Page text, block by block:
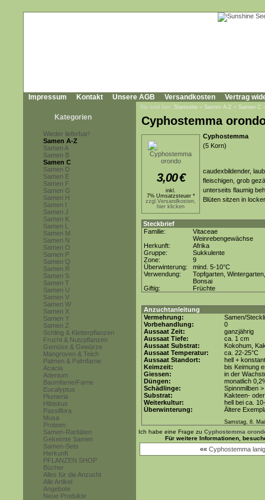
Impressum Kontakt Unsere AGB Versandkosten Vertrag
Kategorien
Wieder lieferbar!
Samen A-Z
Samen A
Samen B
Samen C
Samen D
Samen E
Samen F
Samen G
Samen H
Samen I
Samen J
Samen K
Samen L
Samen M
Samen N
Samen O
Samen P
Samen Q
Samen R
Samen S
Samen T
Samen U
Samen V
Samen W
Samen X
Samen Y
Samen Z
Schling & Kletterpflanzen
Frucht & Nutzpflanzen
Gemüse & Gewürze
Mangroven & Teich
Palmen & Palmfarne
Acacia
Adenium
Baumfarne/Farne
Eucalyptus
Plumeria
Hibiskus
Passiflora
Musa
Proteen
Samen-Raritäten
Gekeimte Samen
Samen-Sets
Herkunft
PFLANZEN SHOP
Bücher
Alles für die Anzucht
Alle Artikel
Angebote
Neue Produkte
Sie sind hier: Startseite » Samen A-Z » Samen C
Cyphostemma
3,00€
inkl.
7% Umsatzsteuer *
zzgl.Versandkosten,
hier klicken
Cyphostemma
(5 Korn)
caudexbildender,
fleischigen, grob
unterseits flaumig
Blüten sitzen in
Steckbrief
Familie:
Vitaceae
Weinrebengewächse
Herkunft:
Afrika
Gruppe:
Sukkulente
Zone:
9
Überwinterung:
mind. 5-10°C
Verwendung:
Topfgarten, Wintergarten,
Bonsai
Giftig:
Früchte
Anzuchtanleitung
Vermehrung:
Samen/
Vorbehandlung:
0
Aussaat Zeit:
ganzjährig
Aussaat Tiefe:
ca. 1 cm
Aussaat Substrat:
Kokohum,
Aussaat Temperatur:
ca. 22-25°C
Aussaat Standort:
hell +
Keimzeit:
bis Keimung
Giessen:
in der
Düngen:
monatlich
Schädlinge:
Spinnmilben
Substrat:
Kakteen-
Weiterkultur:
hell bei ca.
Überwinterung:
Ältere
Samstag, 8.
Ich habe eine Frage zu Cyphostemma
Für weitere Informationen,
«« Cyphostemma